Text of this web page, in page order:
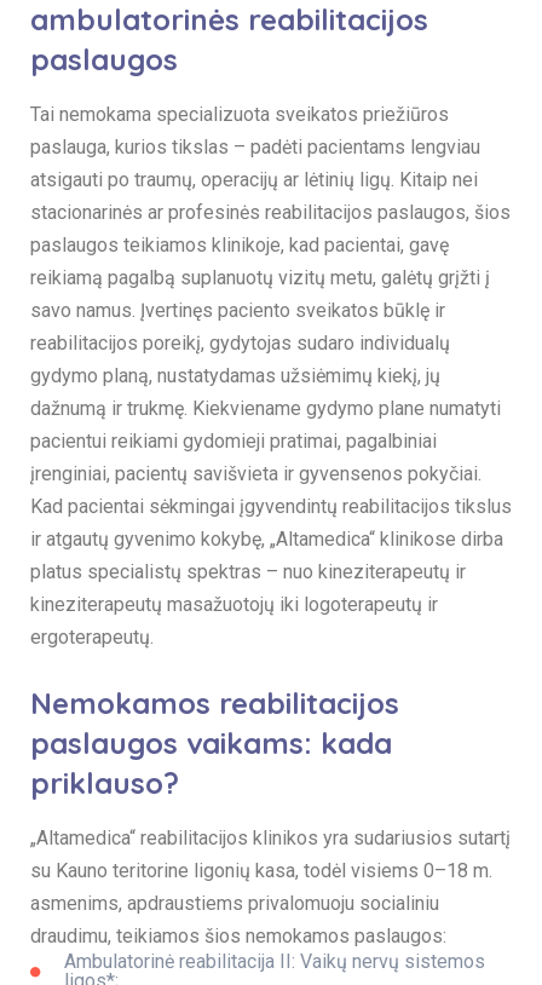
ambulatorinės reabilitacijos
paslaugos
Tai nemokama specializuota sveikatos priežiūros
paslauga, kurios tikslas – padėti pacientams lengviau
atsigauti po traumų, operacijų ar lėtinių ligų. Kitaip nei
stacionarinės ar profesinės reabilitacijos paslaugos, šios
paslaugos teikiamos klinikoje, kad pacientai, gavę
reikiamą pagalbą suplanuotų vizitų metu, galėtų grįžti į
savo namus. Įvertinęs paciento sveikatos būklę ir
reabilitacijos poreikį, gydytojas sudaro individualų
gydymo planą, nustatydamas užsiėmimų kiekį, jų
dažnumą ir trukmę. Kiekviename gydymo plane numatyti
pacientui reikiami gydomieji pratimai, pagalbiniai
įrenginiai, pacientų savišvieta ir gyvensenos pokyčiai.
Kad pacientai sėkmingai įgyvendintų reabilitacijos tikslus
ir atgautų gyvenimo kokybę, „Altamedica“ klinikose dirba
platus specialistų spektras – nuo kineziterapeutų ir
kineziterapeutų masažuotojų iki logoterapeutų ir
ergoterapeutų.
Nemokamos reabilitacijos
paslaugos vaikams: kada
priklauso?
„Altamedica“ reabilitacijos klinikos yra sudariusios sutartį
su Kauno teritorine ligonių kasa, todėl visiems 0–18 m.
asmenims, apdraustiems privalomuoju socialiniu
draudimu, teikiamos šios nemokamos paslaugos:
Ambulatorinė reabilitacija II: Vaikų nervų sistemos